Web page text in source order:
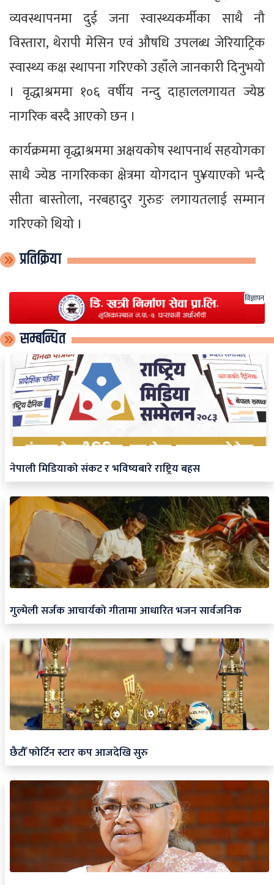
व्यवस्थापनमा दुई जना स्वास्थ्यकर्मीका साथै नौ
विस्तारा, थेरापी मेसिन एवं औषधि उपलब्ध जेरियाट्रिक
स्वास्थ्य कक्ष स्थापना गरिएको उहाँले जानकारी दिनुभयो
। वृद्धाश्रममा १०६ वर्षीय नन्दु दाहाललगायत ज्येष्ठ
नागरिक बस्दै आएको छन ।
कार्यक्रममा वृद्धाश्रममा अक्षयकोष स्थापनार्थ सहयोगका
साथै ज्येष्ठ नागरिकका क्षेत्रमा योगदान पु¥याएको भन्दै
सीता बास्तोला, नरबहादुर गुरुङ लगायतलाई सम्मान
गरिएको थियो ।
प्रतिक्रिया
विज्ञापन
सम्बन्धित
नेपाली मिडियाको संकट र भविष्यबारे राष्ट्रिय बहस
गुल्मेली सर्जक आचार्यको गीतामा आधारित भजन सार्वजनिक
छैटौँ फोर्टिन स्टार कप आजदेखि सुरु